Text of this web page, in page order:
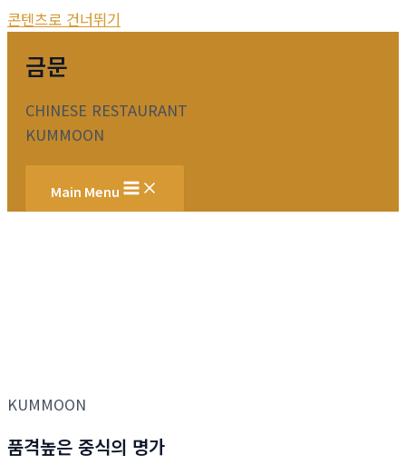
콘텐츠로 건너뛰기
금문
CHINESE RESTAURANT
KUMMOON
Main Menu
KUMMOON
품격높은 중식의 명가